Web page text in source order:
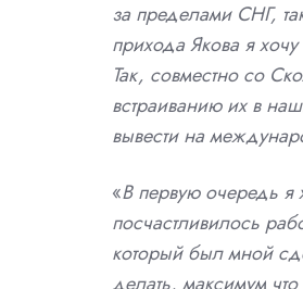
за пределами СНГ,
прихода Якова я
Так, совместно со
встраиванию их в
вывести на
«В первую очередь я
посчастливилось
который был мной